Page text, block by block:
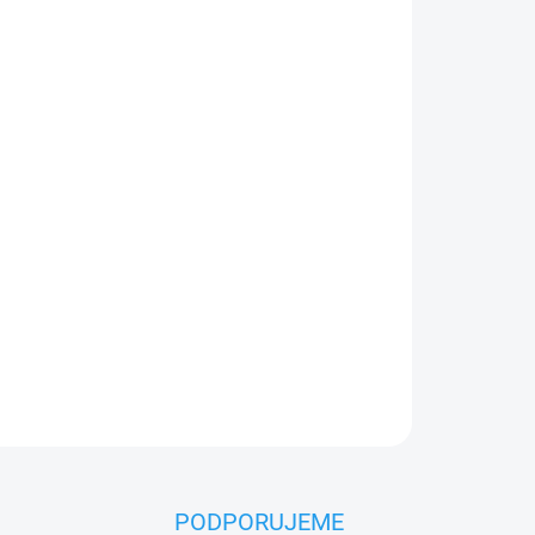
PODPORUJEME